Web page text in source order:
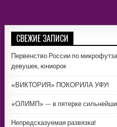
СВЕЖИЕ ЗАПИСИ
Первенство России по
девушек, юниорок
«ВИКТОРИЯ» ПОКОРИЛА УФУ!
«ОЛИМП» — в пятерке
Непредсказуемая развязка!